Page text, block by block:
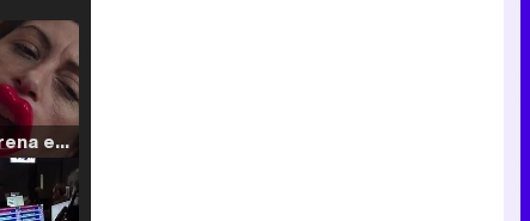
Filmin estrena el tráiler de 'Millennial Mal', su nueva comedia universitaria de la mano de Lorena Iglesias